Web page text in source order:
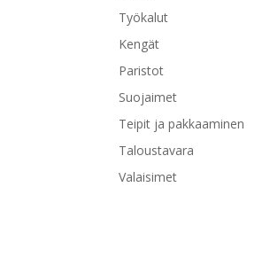
Työkalut
Kengät
Paristot
Suojaimet
Teipit ja pakkaaminen
Taloustavara
Valaisimet